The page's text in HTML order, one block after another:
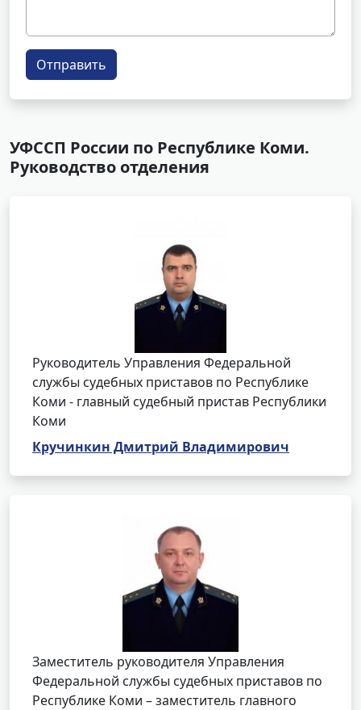
Отправить
УФССП России по Республике Коми.
Руководство отделения
Руководитель Управления Федеральной
службы судебных приставов по Республике
Коми - главный судебный пристав Республики
Коми
Кручинкин Дмитрий Владимирович
Заместитель руководителя Управления
Федеральной службы судебных приставов по
Республике Коми – заместитель главного